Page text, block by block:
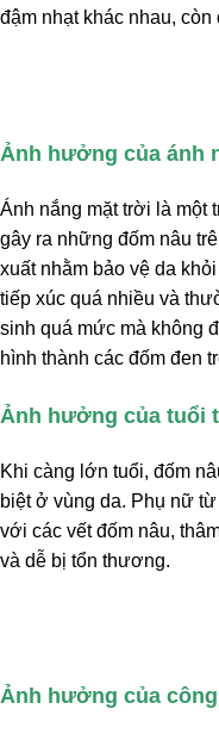
đậm nhạt khác nhau,
Ảnh hưởng của ánh
Ánh nắng mặt trời là một
gây ra những đốm nâu
xuất nhằm bảo vệ da
tiếp xúc quá nhiều và
sinh quá mức mà không
hình thành các đốm đen
Ảnh hưởng của tuổi
Khi càng lớn tuổi, đốm
biệt ở vùng da. Phụ nữ
với các vết đốm nâu,
và dễ bị tổn thương.
Ảnh hưởng của